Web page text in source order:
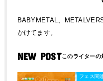
BABYMETAL、
かけてます。
NEW POST
フェス関